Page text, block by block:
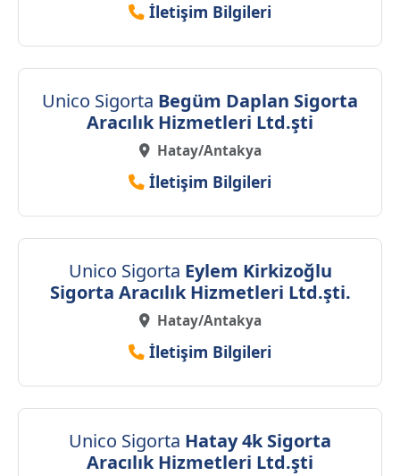
İletişim Bilgileri
Unico Sigorta Begüm Daplan Sigorta
Aracılık Hizmetleri Ltd.şti
Hatay/Antakya
İletişim Bilgileri
Unico Sigorta Eylem Kirkizoğlu
Sigorta Aracılık Hizmetleri Ltd.şti.
Hatay/Antakya
İletişim Bilgileri
Unico Sigorta Hatay 4k Sigorta
Aracılık Hizmetleri Ltd.şti